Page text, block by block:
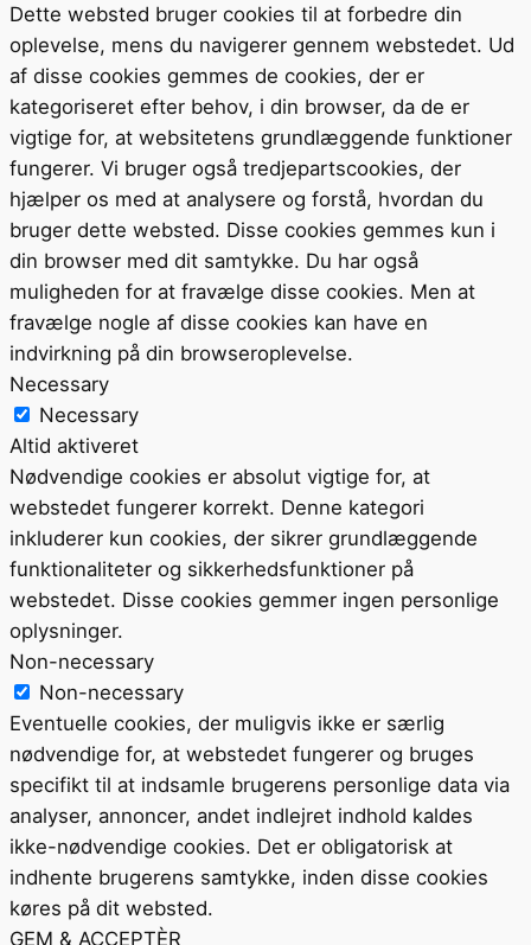
Dette websted bruger cookies til at forbedre din
oplevelse, mens du navigerer gennem webstedet. Ud
af disse cookies gemmes de cookies, der er
kategoriseret efter behov, i din browser, da de er
vigtige for, at websitetens grundlæggende funktioner
fungerer. Vi bruger også tredjepartscookies, der
hjælper os med at analysere og forstå, hvordan du
bruger dette websted. Disse cookies gemmes kun i
din browser med dit samtykke. Du har også
muligheden for at fravælge disse cookies. Men at
fravælge nogle af disse cookies kan have en
indvirkning på din browseroplevelse.
Necessary
Necessary
Altid aktiveret
Nødvendige cookies er absolut vigtige for, at
webstedet fungerer korrekt. Denne kategori
inkluderer kun cookies, der sikrer grundlæggende
funktionaliteter og sikkerhedsfunktioner på
webstedet. Disse cookies gemmer ingen personlige
oplysninger.
Non-necessary
Non-necessary
Eventuelle cookies, der muligvis ikke er særlig
nødvendige for, at webstedet fungerer og bruges
specifikt til at indsamle brugerens personlige data via
analyser, annoncer, andet indlejret indhold kaldes
ikke-nødvendige cookies. Det er obligatorisk at
indhente brugerens samtykke, inden disse cookies
køres på dit websted.
GEM & ACCEPTÈR